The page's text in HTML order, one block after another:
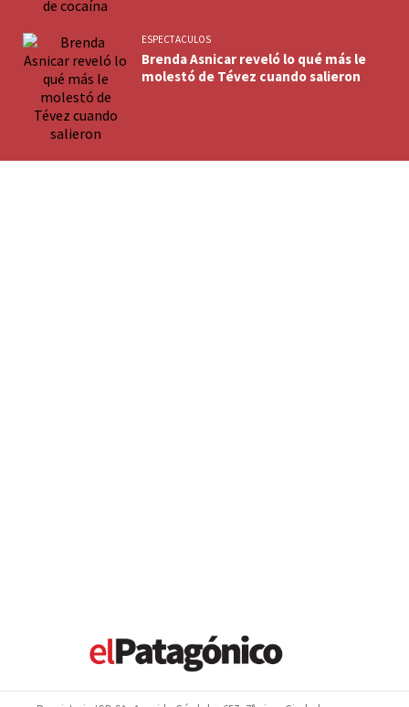
ESPECTACULOS
Brenda Asnicar reveló lo qué más le
molestó de Tévez cuando salieron